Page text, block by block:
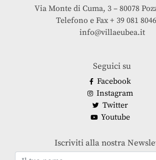
Via Monte di Cuma, 3 – 80078
Telefono e Fax + 39 081
info@villaeubea.it
Seguici su
Facebook
Instagram
Twitter
Youtube
Iscriviti alla nostra